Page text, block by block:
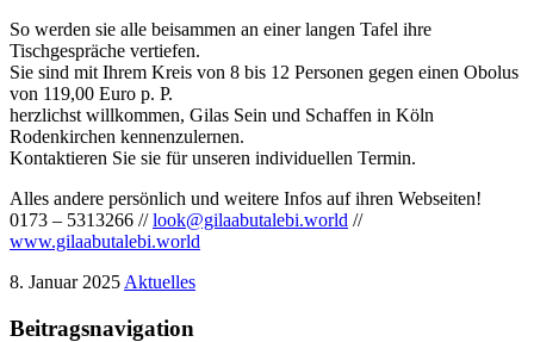
So werden sie alle beisammen an einer langen Tafel ihre
Tischgespräche vertiefen.
Sie sind mit Ihrem Kreis von 8 bis 12 Personen gegen einen Obolus
von 119,00 Euro p. P.
herzlichst willkommen, Gilas Sein und Schaffen in Köln
Rodenkirchen kennenzulernen.
Kontaktieren Sie sie für unseren individuellen Termin.
Alles andere persönlich und weitere Infos auf ihren Webseiten!
0173 – 5313266 //look@gilaabutalebi.world //
www.gilaabutalebi.world
8. Januar 2025 Aktuelles
Beitragsnavigation